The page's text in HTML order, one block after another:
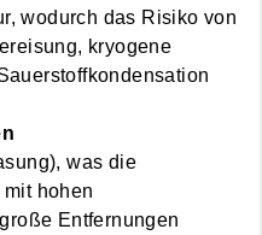
wodurch das Risiko von
kryogene
was die
hohen
Entfernungen